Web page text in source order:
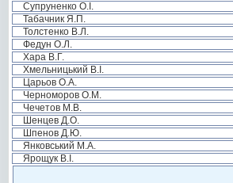
Супруненко О.І.
Табачник Я.П.
Толстенко В.Л.
Федун О.Л.
Хара В.Г.
Хмельницький В.І.
Царьов О.А.
Черноморов О.М.
Чечетов М.В.
Шенцев Д.О.
Шпенов Д.Ю.
Янковський М.А.
Ярощук В.І.